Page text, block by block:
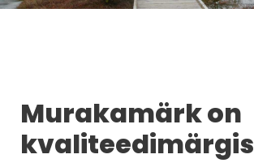
Murakamärk on
kvaliteedimärgis